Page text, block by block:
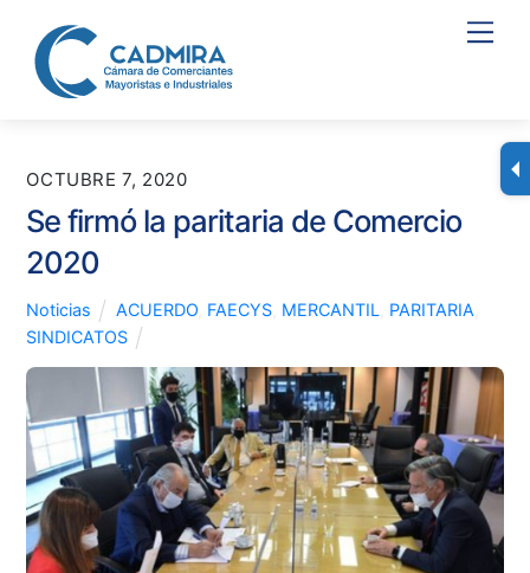
content
OCTUBRE 7, 2020
Se firmó la paritaria de Comercio
2020
Noticias ACUERDO, FAECYS, MERCANTIL PARITARIA
SINDICATOS